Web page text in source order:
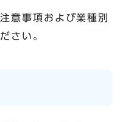
意事項および業種別
さい。